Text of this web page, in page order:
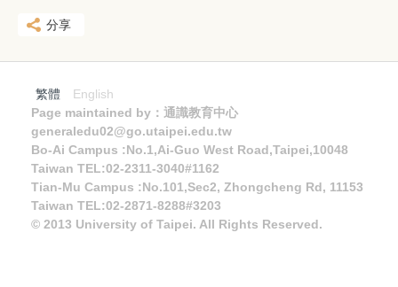
分享
繁體
English
Page maintained by：通識教育中心
generaledu02@go.utaipei.edu.tw
Bo-Ai Campus :No.1,Ai-Guo West Road,Taipei,10048
Taiwan TEL:02-2311-3040#1162
Tian-Mu Campus :No.101,Sec2, Zhongcheng Rd, 11153
Taiwan TEL:02-2871-8288#3203
© 2013 University of Taipei. All Rights Reserved.